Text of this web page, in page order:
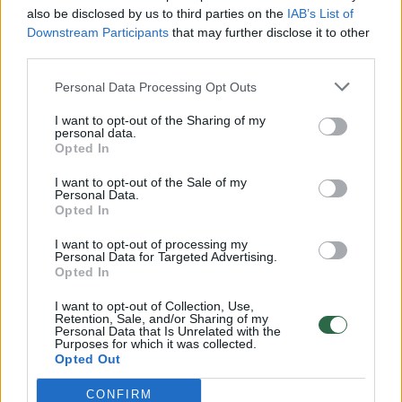
also be disclosed by us to third parties on the IAB’s List of
Downstream Participants that may further disclose it to other
Personal Data Processing Opt Outs
I want to opt-out of the Sharing of my
personal data.
Opted In
I want to opt-out of the Sale of my
Personal Data.
Opted In
I want to opt-out of processing my
Personal Data for Targeted Advertising.
Opted In
I want to opt-out of Collection, Use,
Retention, Sale, and/or Sharing of my
Personal Data that Is Unrelated with the
Purposes for which it was collected.
Opted Out
CONFIRM
Žinios | Lietuvos diena
00:00:57
Savaitės vidurys nusimato karštas: temperatūra kils iki
32 laipsnių šilumos
Žinios | Orai
00:15:54
V. Zalužno pasisakymą laiko bandymu įsitvirtinti
Laidos | Nauja diena
Nufilmavo, kaip patvino Vilniaus Vakarinis aplinkkelis:
vaizdas pribloškia
Žinios | Lietuvos diena